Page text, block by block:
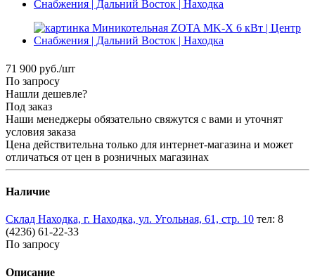
71 900 руб./шт
По запросу
Нашли дешевле?
Под заказ
Наши менеджеры обязательно свяжутся с вами и уточнят
условия заказа
Цена действительна только для интернет-магазина и может
отличаться от цен в розничных магазинах
Наличие
Склад Находка, г. Находка, ул. Угольная, 61, стр. 10 тел: 8
(4236) 61-22-33
По запросу
Описание